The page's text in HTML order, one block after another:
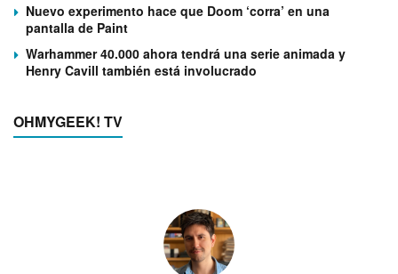
Nuevo experimento hace que Doom ‘corra’ en una
pantalla de Paint
Warhammer 40.000 ahora tendrá una serie animada y
Henry Cavill también está involucrado
OHMYGEEK! TV